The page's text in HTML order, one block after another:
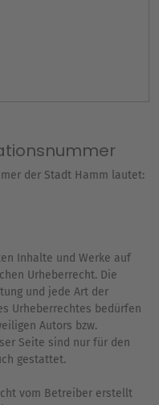
der Stadt Hamm lautet:
Inhalte und Werke auf
Urheberrecht. Die
und jede Art der
Urheberrechtes bedürfen
Autors bzw.
Seite sind nur für den
gestattet.
vom Betreiber erstellt